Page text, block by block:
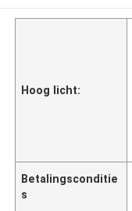
Hoog licht:
Betalingsconditie
s